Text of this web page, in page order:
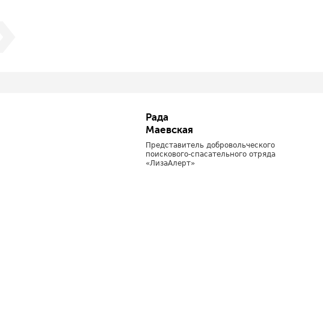
Рада
Маевская
Представитель добровольческого
поискового-спасательного отряда
«ЛизаАлерт»